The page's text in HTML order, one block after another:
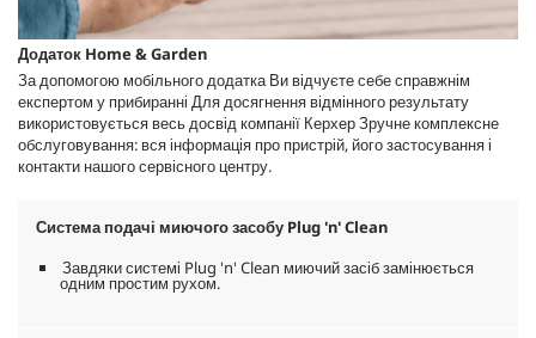
Додаток Home & Garden
За допомогою мобільного додатка Ви відчуєте себе справжнім
експертом у прибиранні Для досягнення відмінного результату
використовується весь досвід компанії Керхер Зручне комплексне
обслуговування: вся інформація про пристрій, його застосування і
контакти нашого сервісного центру.
Система подачі миючого засобу Plug 'n' Clean
Завдяки системі Plug 'n' Clean миючий засіб замінюється
одним простим рухом.